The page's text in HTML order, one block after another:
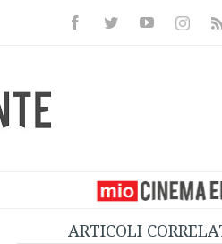
FacebookTwitterYoutube
ARTICOLI